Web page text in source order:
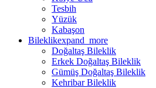
Tesbih
Yüzük
Kabaşon
Bileklikexpand_more
Doğaltaş Bileklik
Erkek Doğaltaş Bileklik
Gümüş Doğaltaş Bileklik
Kehribar Bileklik